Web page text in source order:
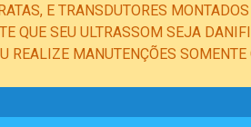
E TRANSDUTORES
QUE SEU ULTRASSOM SEJA
REALIZE MANUTENÇÕES SOMENTE